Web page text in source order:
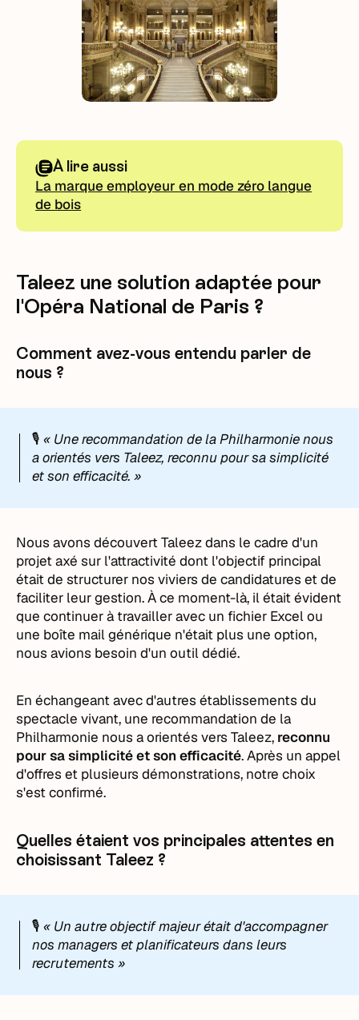
À lire aussi
La marque employeur en mode zéro langue
de bois
Taleez une solution adaptée pour
l'Opéra National de Paris ?
Comment avez-vous entendu parler de
nous ?
🎙️ « Une recommandation de la Philharmonie nous
a orientés vers Taleez, reconnu pour sa simplicité
et son efficacité. »
Nous avons découvert Taleez dans le cadre d'un
projet axé sur l'attractivité dont l'objectif principal
était de structurer nos viviers de candidatures et de
faciliter leur gestion. À ce moment-là, il était évident
que continuer à travailler avec un fichier Excel ou
une boîte mail générique n'était plus une option,
nous avions besoin d'un outil dédié.
En échangeant avec d'autres établissements du
spectacle vivant, une recommandation de la
Philharmonie nous a orientés vers Taleez, reconnu
pour sa simplicité et son efficacité. Après un appel
d'offres et plusieurs démonstrations, notre choix
s'est confirmé.
Quelles étaient vos principales attentes en
choisissant Taleez ?
🎙️ « Un autre objectif majeur était d'accompagner
nos managers et planificateurs dans leurs
recrutements »